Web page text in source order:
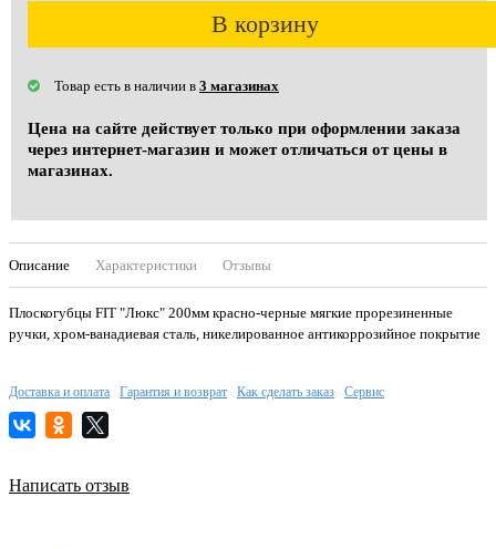
В корзину
Товар есть в наличии в 3 магазинах
Цена на сайте действует только при оформлении заказа
через интернет-магазин и может отличаться от цены в
магазинах.
Описание Характеристики Отзывы
Плоскогубцы FIT "Люкс" 200мм красно-черные мягкие прорезиненные
ручки, хром-ванадиевая сталь, никелированное антикоррозийное покрытие
Доставка и оплата Гарантия и возврат Как сделать заказ Сервис
Написать отзыв